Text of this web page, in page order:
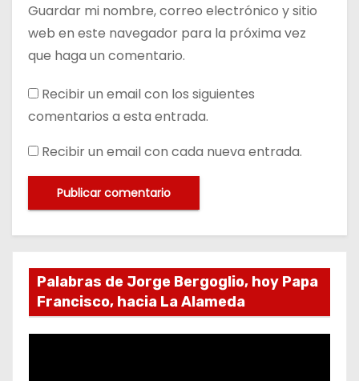
Guardar mi nombre, correo electrónico y sitio
web en este navegador para la próxima vez
que haga un comentario.
Recibir un email con los siguientes
comentarios a esta entrada.
Recibir un email con cada nueva entrada.
Palabras de Jorge Bergoglio, hoy Papa
Francisco, hacia La Alameda